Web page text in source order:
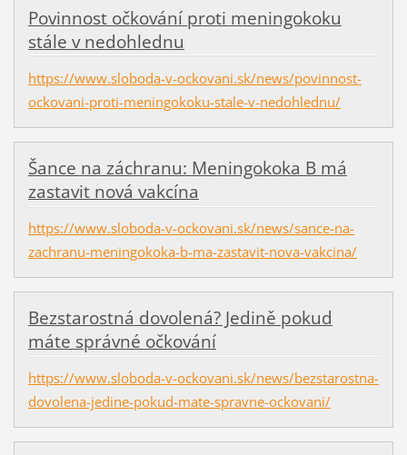
Povinnost očkování proti meningokoku
stále v nedohlednu
https://www.sloboda-v-ockovani.sk/news/povinnost-
ockovani-proti-meningokoku-stale-v-nedohlednu/
Šance na záchranu: Meningokoka B má
zastavit nová vakcína
https://www.sloboda-v-ockovani.sk/news/sance-na-
zachranu-meningokoka-b-ma-zastavit-nova-vakcina/
Bezstarostná dovolená? Jedině pokud
máte správné očkování
https://www.sloboda-v-ockovani.sk/news/bezstarostna-
dovolena-jedine-pokud-mate-spravne-ockovani/